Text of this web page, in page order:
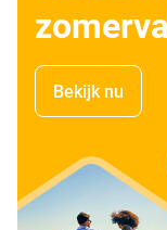
Bekijk nu